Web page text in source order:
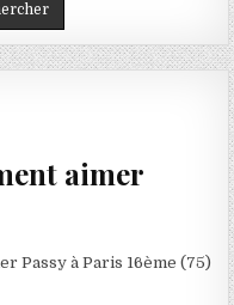
aimer
Passy à Paris 16ème (75)